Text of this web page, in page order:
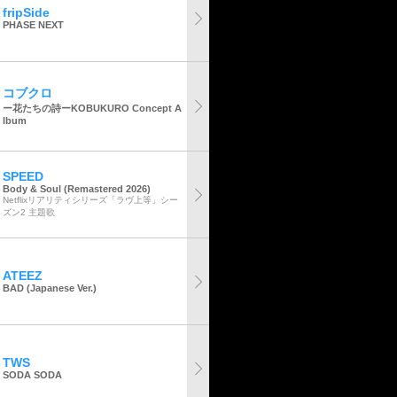
fripSide
PHASE NEXT
コブクロ
ー花たちの詩ーKOBUKURO Concept A
lbum
SPEED
Body & Soul (Remastered 2026)
Netflixリアリティシリーズ「ラヴ上等」シー
ズン2 主題歌
ATEEZ
BAD (Japanese Ver.)
TWS
SODA SODA